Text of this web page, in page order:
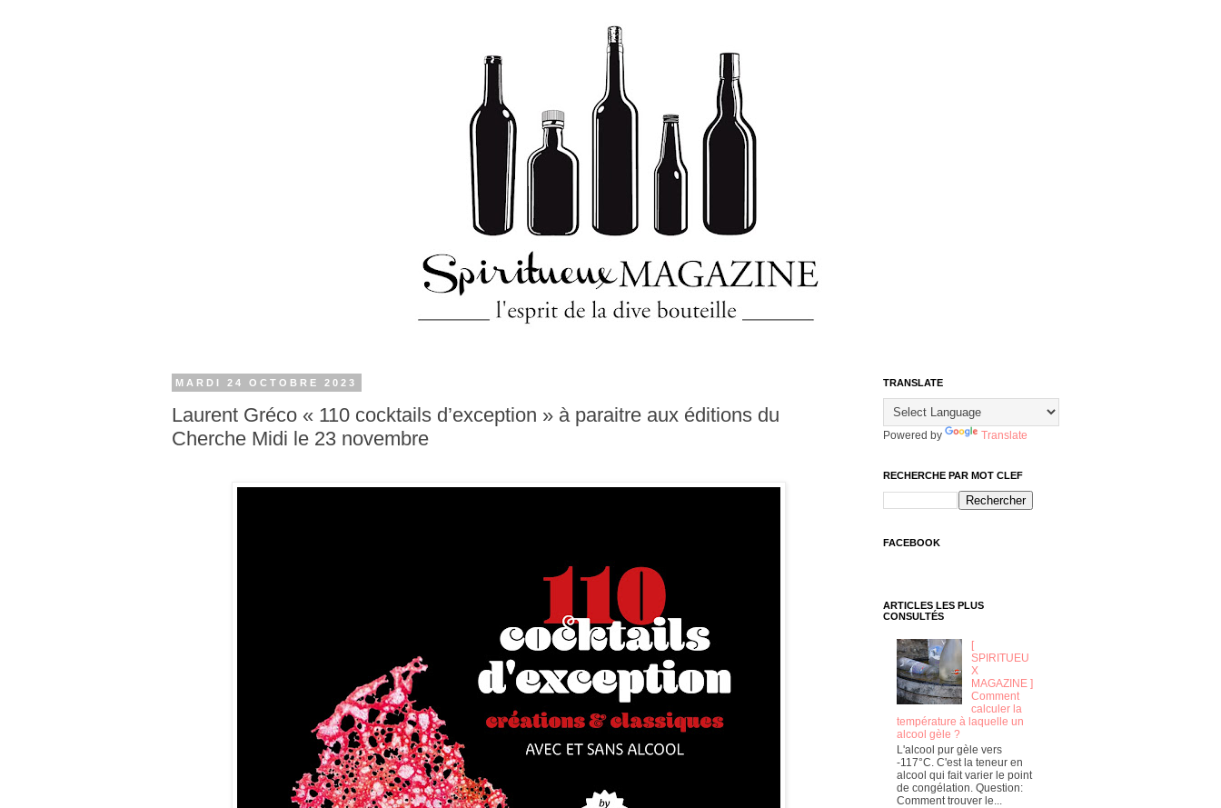
MARDI 24 OCTOBRE 2023
Laurent Gréco « 110 cocktails d’exception » à paraitre aux éditions du
Cherche Midi le 23 novembre
TRANSLATE
Powered by Translate
RECHERCHE PAR MOT CLEF
FACEBOOK
ARTICLES LES PLUS
CONSULTÉS
[
SPIRITUEU
X
MAGAZINE ]
Comment
calculer la
température à laquelle un
alcool gèle ?
L'alcool pur gèle vers
-117°C. C'est la teneur en
alcool qui fait varier le point
de congélation. Question:
Comment trouver le...